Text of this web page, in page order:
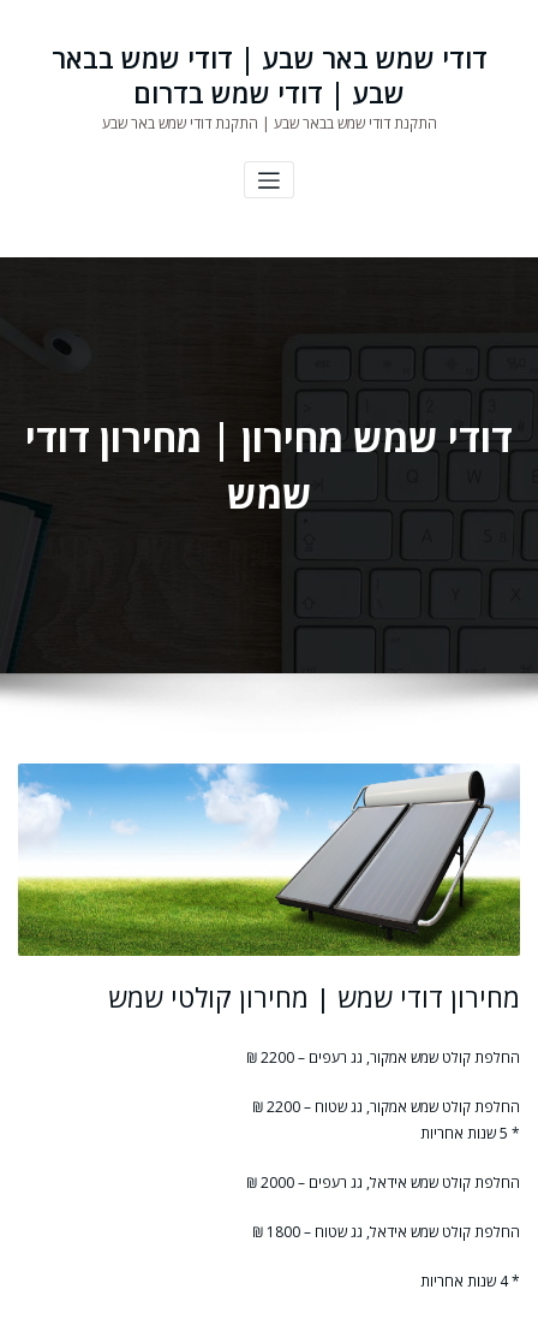
דודי שמש באר שבע | דודי שמש בבאר
שבע | דודי שמש בדרום
התקנת דודי שמש בבאר שבע | התקנת דודי שמש באר שבע
דודי שמש מחירון | מחירון דודי
שמש
מחירון דודי שמש | מחירון קולטי שמש
החלפת קולט שמש אמקור, גג רעפים – 2200 ₪
החלפת קולט שמש אמקור, גג שטוח – 2200 ₪
* 5 שנות אחריות
החלפת קולט שמש אידאל, גג רעפים – 2000 ₪
החלפת קולט שמש אידאל, גג שטוח – 1800 ₪
* 4 שנות אחריות